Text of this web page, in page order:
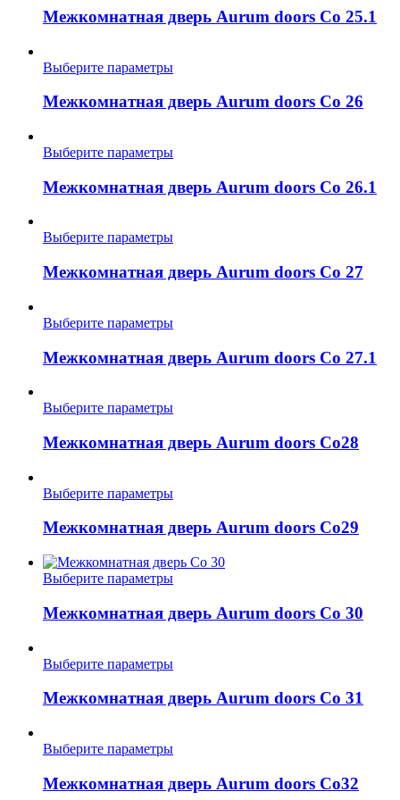
выбрать
товара.
Межкомнатная дверь Aurum doors Co 25.1
Выберите параметрыЭтот
имеет
несколько
Опции
можно
выбрать
на
Межкомнатная дверь Aurum doors Co 26
Выберите параметрыЭтот
имеет
несколько
Опции
можно
выбрать
на
Межкомнатная дверь Aurum doors Co 26.1
Выберите параметрыЭтот
имеет
несколько
Опции
можно
выбрать
на
Межкомнатная дверь Aurum doors Co 27
Выберите параметрыЭтот
имеет
несколько
Опции
можно
выбрать
на
Межкомнатная дверь Aurum doors Co 27.1
Выберите параметрыЭтот
имеет
несколько
можно
выбрать
на
товара.
Межкомнатная дверь Aurum doors Co28
Выберите параметрыЭтот
имеет
несколько
вариаций.
Опции
можно
выбрать
на
Межкомнатная дверь Aurum doors Co29
Выберите параметрыЭтот
имеет
несколько
можно
выбрать
на
Межкомнатная дверь Aurum doors Co 30
Выберите параметрыЭтот
имеет
несколько
Опции
можно
выбрать
на
Межкомнатная дверь Aurum doors Co 31
Выберите параметрыЭтот
имеет
несколько
Межкомнатная дверь Aurum doors Co32